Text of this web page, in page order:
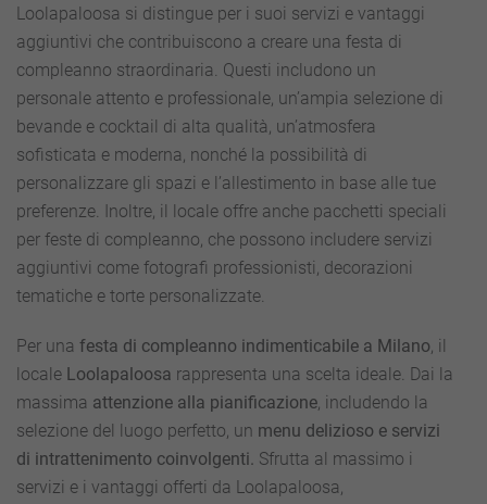
Loolapaloosa si distingue per i suoi servizi e vantaggi
aggiuntivi che contribuiscono a creare una festa di
compleanno straordinaria. Questi includono un
personale attento e professionale, un’ampia selezione di
bevande e cocktail di alta qualità, un’atmosfera
sofisticata e moderna, nonché la possibilità di
personalizzare gli spazi e l’allestimento in base alle tue
preferenze. Inoltre, il locale offre anche pacchetti speciali
per feste di compleanno, che possono includere servizi
aggiuntivi come fotografi professionisti, decorazioni
tematiche e torte personalizzate.
Per una festa di compleanno indimenticabile a Milano, il
locale Loolapaloosa rappresenta una scelta ideale. Dai la
massima attenzione alla pianificazione, includendo la
selezione del luogo perfetto, un menu delizioso e servizi
di intrattenimento coinvolgenti. Sfrutta al massimo i
servizi e i vantaggi offerti da Loolapaloosa,